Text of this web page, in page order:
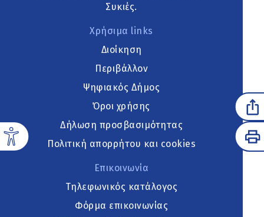
Συκιές.
Χρήσιμα links
Διοίκηση
Περιβάλλον
Ψηφιακός Δήμος
Όροι χρήσης
Δήλωση προσβασιμότητας
Πολιτική απορρήτου και cookies
Επικοινωνία
Τηλεφωνικός κατάλογος
Φόρμα επικοινωνίας